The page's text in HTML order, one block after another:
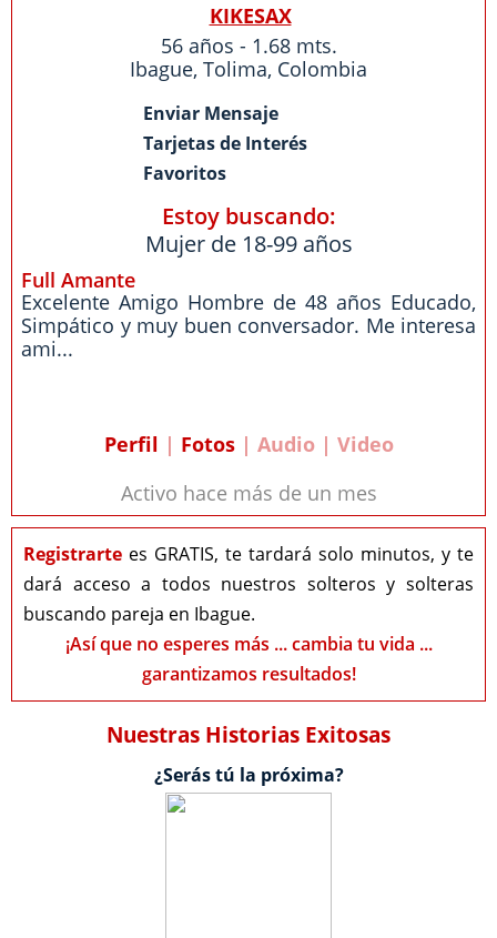
KIKESAX
56 años - 1.68 mts.
Ibague, Tolima, Colombia
Enviar Mensaje
Tarjetas de Interés
Favoritos
Estoy buscando:
Mujer de 18-99 años
Full Amante
Excelente Amigo Hombre de 48 años Educado,
Simpático y muy buen conversador. Me interesa
ami...
Perfil | Fotos| Audio | Video
Activo hace más de un mes
Registrarte es GRATIS, te tardará solo minutos, y te
dará acceso a todos nuestros solteros y solteras
buscando pareja en Ibague.
¡Así que no esperes más ... cambia tu vida ...
garantizamos resultados!
Nuestras Historias Exitosas
¿Serás tú la próxima?